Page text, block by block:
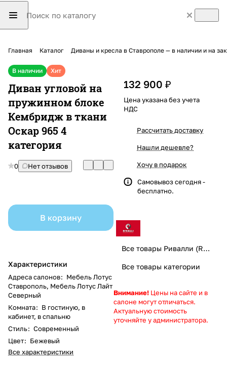
Главная Каталог Диваны и кресла в Ставрополе — в наличии и на
В наличии Хит
Диван угловой на
пружинном блоке
Кембридж в ткани
Оскар 965 4
категория
0 Нет отзывов
В корзину
Характеристики
Адреса салонов: Мебель Лотус
Ставрополь, Мебель Лотус Лайт
Северный
Комната: В гостиную, в
кабинет, в спальню
Стиль: Современный
Цвет: Бежевый
Все характеристики
132 900 ₽
Цена указана без учета
НДС
Рассчитать доставку
Нашли дешевле?
Хочу в подарок
Самовывоз сегодня -
бесплатно.
Все товары Ривалли (Rivalli) мебель
Все товары категории
Внимание! Цены на сайте и в
салоне могут отличаться.
Актуальную стоимость
уточняйте у администратора.